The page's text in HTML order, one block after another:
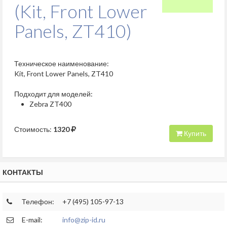
(Kit, Front Lower
Panels, ZT410)
Техническое наименование:
Kit, Front Lower Panels, ZT410
Подходит для моделей:
Zebra ZT400
Стоимость: 1320 Купить
КОНТАКТЫ
Телефон: +7 (495) 105-97-13
E-mail: info@zip-id.ru